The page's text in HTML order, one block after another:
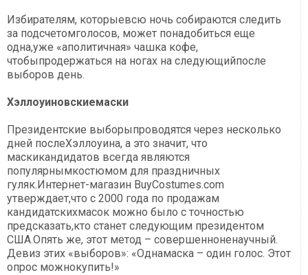
Избирателям, которыевсю ночь собираются следить
за подсчетомголосов, может понадобиться еще
одна,уже «аполитичная» чашка кофе,
чтобыпродержаться на ногах на следующийпосле
выборов день.
Хэллоуиновскиемаски
Президентские выборыпроводятся через несколько
дней послеХэллоуина, а это значит, что
маскикандидатов всегда являются
популярнымкостюмом для праздничных
гуляк.Интернет-магазин BuyCostumes.com
утверждает,что с 2000 года по продажам
кандидатскихмасок можно было с точностью
предсказать,кто станет следующим президентом
США.Опять же, этот метод – совершенноненаучный.
Девиз этих «выборов»: «Однамаска – один голос. Этот
опрос можнокупить!»